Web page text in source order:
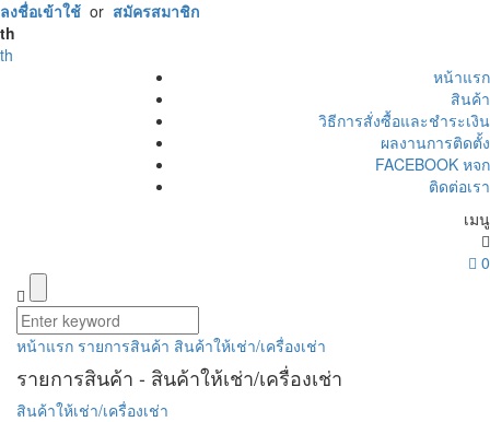
ลงชื่อเข้าใช้ or สมัครสมาชิก
th
th
หน้าแรก
สินค้า
วิธีการสั่งซื้อและชำระเงิน
ผลงานการติดตั้ง
FACEBOOK หจก
ติดต่อเรา
เมนู
0
หน้าแรก รายการสินค้า สินค้าให้เช่า/เครื่องเช่า
รายการสินค้า - สินค้าให้เช่า/เครื่องเช่า
สินค้าให้เช่า/เครื่องเช่า